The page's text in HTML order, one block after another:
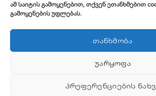
ამ საიტის გამოყენებით, თქვენ ეთანხმებით
გამოყენების უფლებას.
ᲗᲐᲜᲮᲛᲝᲑᲐ
ᲣᲐᲠᲧᲝᲤᲐ
ᲞᲠᲔᲤᲔᲠᲔᲜᲪᲘᲔᲑᲘᲡ
სიგრძე (მმ) 6000-
უპირატესობები: